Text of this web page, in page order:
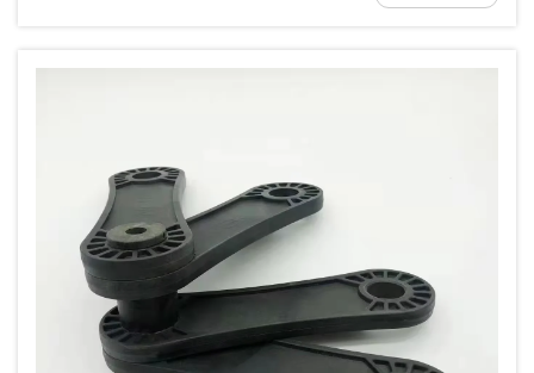
يبلغ ثلاثة أضعاف المعدل المسجل في منشأة مجاورة.